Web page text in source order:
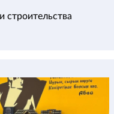
строительства